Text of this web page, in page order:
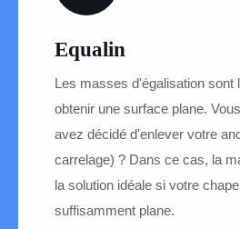
Equalin
Les masses d'égalisation sont
obtenir une surface plane.
avez décidé d'enlever votre
carrelage) ? Dans ce cas, la
la solution idéale si votre
suffisamment plane.